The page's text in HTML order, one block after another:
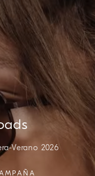
Verano 2026